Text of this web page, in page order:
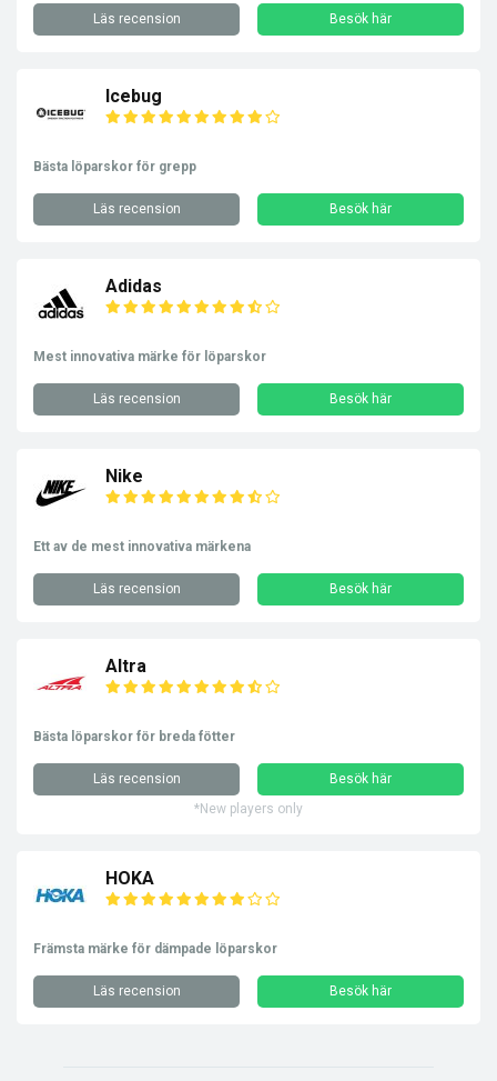
Läs recension Besök här
Icebug
Bästa löparskor för grepp
Läs recension Besök här
Adidas
Mest innovativa märke för löparskor
Läs recension Besök här
Nike
Ett av de mest innovativa märkena
Läs recension Besök här
Altra
Bästa löparskor för breda fötter
Läs recension
Besök här
*New players only
HOKA
Främsta märke för dämpade löparskor
Läs recension Besök här